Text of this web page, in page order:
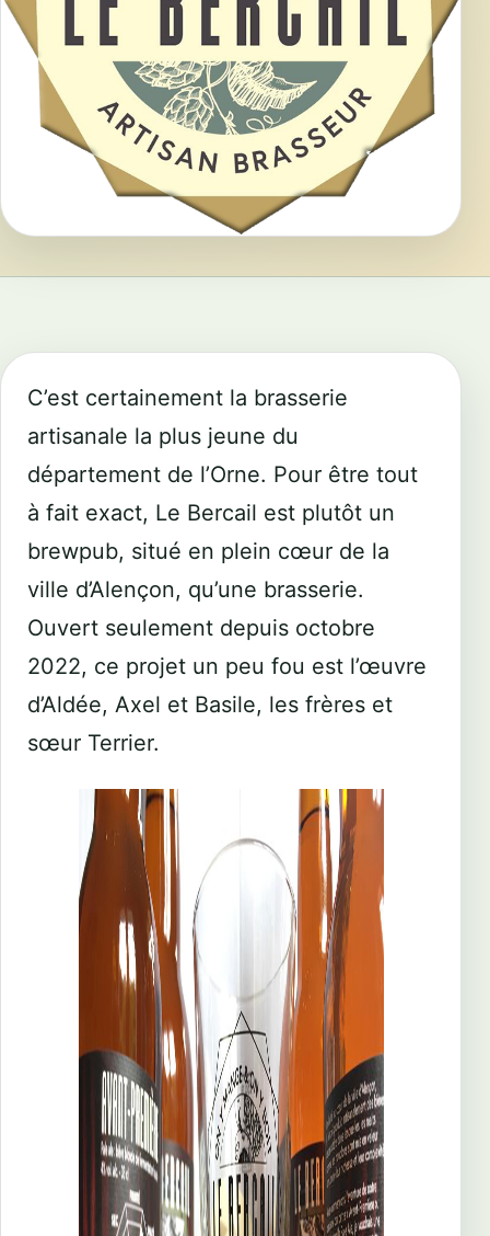
C’est certainement la brasserie
artisanale la plus jeune du
département de l’Orne. Pour être tout
à fait exact, Le Bercail est plutôt un
brewpub, situé en plein cœur de la
ville d’Alençon, qu’une brasserie.
Ouvert seulement depuis octobre
2022, ce projet un peu fou est l’œuvre
d’Aldée, Axel et Basile, les frères et
sœur Terrier.